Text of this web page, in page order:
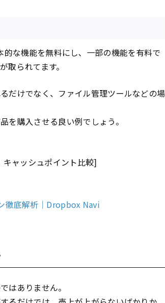
な機能を無料にし、一部の機能を有料で
られてます。
だけでなく、ファイル管理ツールなどの場
を購入させる良い例でしょう。
ャッシュポイント比較]
徹底解析｜Dropbox Navi
はありません。